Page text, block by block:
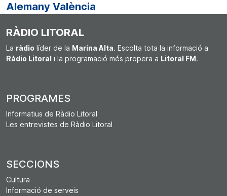
Alemany València
RÀDIO LITORAL
La ràdio líder de la Marina Alta. Escolta tota la informació a
Ràdio Litoral i la programació més propera a Litoral FM.
PROGRAMES
Informatius de Ràdio Litoral
Les entrevistes de Ràdio Litoral
SECCIONS
Cultura
Informació de serveis